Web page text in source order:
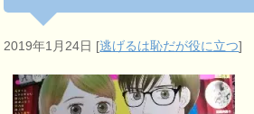
2019年1月24日 [逃げるは恥だが役に立つ]